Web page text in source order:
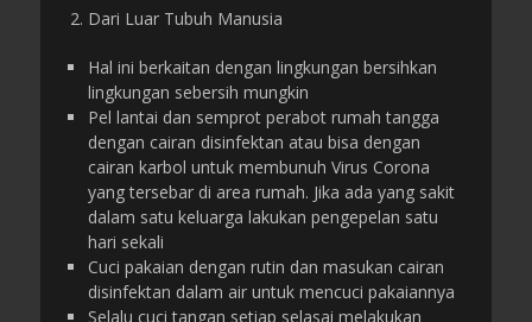
Dari Luar Tubuh Manusia
Hal ini berkaitan dengan lingkungan bersihkan
lingkungan sebersih mungkin
Pel lantai dan semprot perabot rumah tangga
dengan cairan disinfektan atau bisa dengan
cairan karbol untuk membunuh Virus Corona
yang tersebar di area rumah. Jika ada yang sakit
dalam satu keluarga lakukan pengepelan satu
hari sekali
Cuci pakaian dengan rutin dan masukan cairan
disinfektan dalam air untuk mencuci pakaiannya
Selalu cuci tangan setiap selasai melakukan